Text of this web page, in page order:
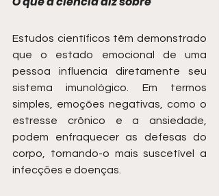
Estudos científicos têm demonstrado
que o estado emocional de uma
pessoa influencia diretamente seu
sistema imunológico. Em termos
simples, emoções negativas, como o
estresse crônico e a ansiedade,
podem enfraquecer as defesas do
corpo, tornando-o mais suscetível a
infecções e doenças.